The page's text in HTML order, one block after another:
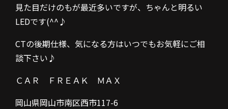
見た目だけのもが最近多いですが、ちゃんと明るい
LEDです(^^♪
CTの後期仕様、気になる方はいつでもお気軽にご相
談下さい♪
ＣＡＲ ＦＲＥＡＫ ＭＡＸ
岡山県岡山市南区西市117-6